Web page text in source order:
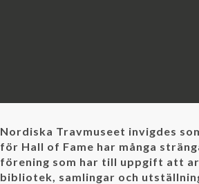
Nordiska Travmuseet invigdes
för Hall of Fame har många
förening som har till uppgift att
bibliotek, samlingar och